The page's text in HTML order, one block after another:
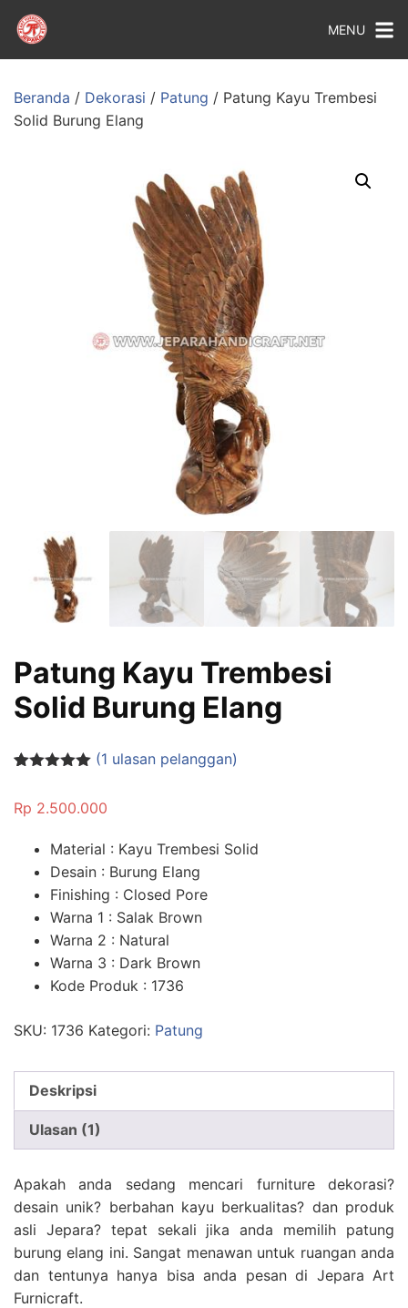
MENU
Beranda / Dekorasi / Patung / Patung Kayu Trembesi
Solid Burung Elang
Patung Kayu Trembesi
Solid Burung Elang
berdasarka
(1 ulasan pelanggan)
Rp 2.500.000
Material : Kayu Trembesi Solid
Desain : Burung Elang
Finishing : Closed Pore
Warna 1 : Salak Brown
Warna 2 : Natural
Warna 3 : Dark Brown
Kode Produk : 1736
SKU: 1736 Kategori: Patung
Deskripsi
Ulasan (1)
Apakah anda sedang mencari furniture dekorasi?
desain unik? berbahan kayu berkualitas? dan produk
asli Jepara? tepat sekali jika anda memilih patung
burung elang ini. Sangat menawan untuk ruangan anda
dan tentunya hanya bisa anda pesan di Jepara Art
Furnicraft.